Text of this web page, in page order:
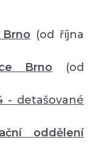
Brno (od října
Brno
(od
- detašované
oddělení